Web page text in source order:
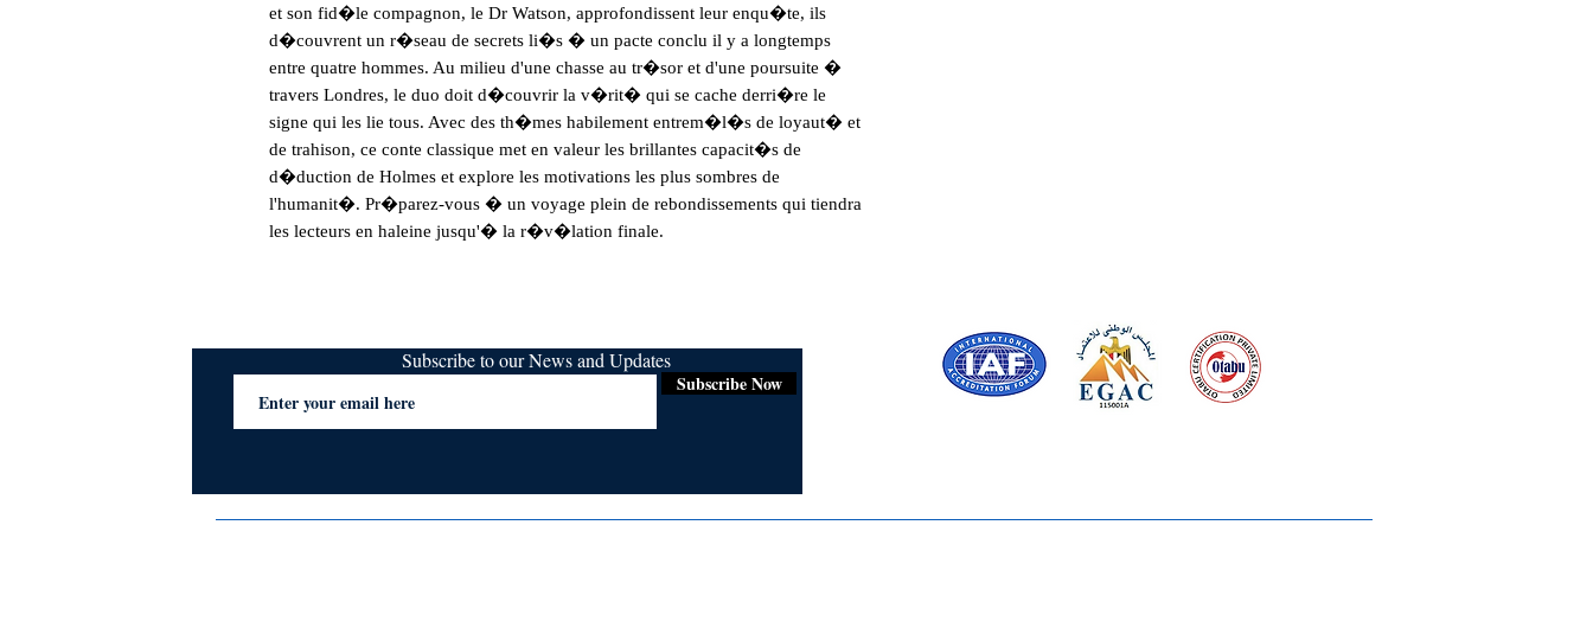
et son fid�le compagnon, le Dr Watson, approfondissent leur enqu�te, ils
d�couvrent un r�seau de secrets li�s � un pacte conclu il y a longtemps
entre quatre hommes. Au milieu d'une chasse au tr�sor et d'une poursuite �
travers Londres, le duo doit d�couvrir la v�rit� qui se cache derri�re le
signe qui les lie tous. Avec des th�mes habilement entrem�l�s de loyaut� et
de trahison, ce conte classique met en valeur les brillantes capacit�s de
d�duction de Holmes et explore les motivations les plus sombres de
l'humanit�. Pr�parez-vous � un voyage plein de rebondissements qui tiendra
les lecteurs en haleine jusqu'� la r�v�lation finale.
Subscribe Now
Subscribe to our News and Updates